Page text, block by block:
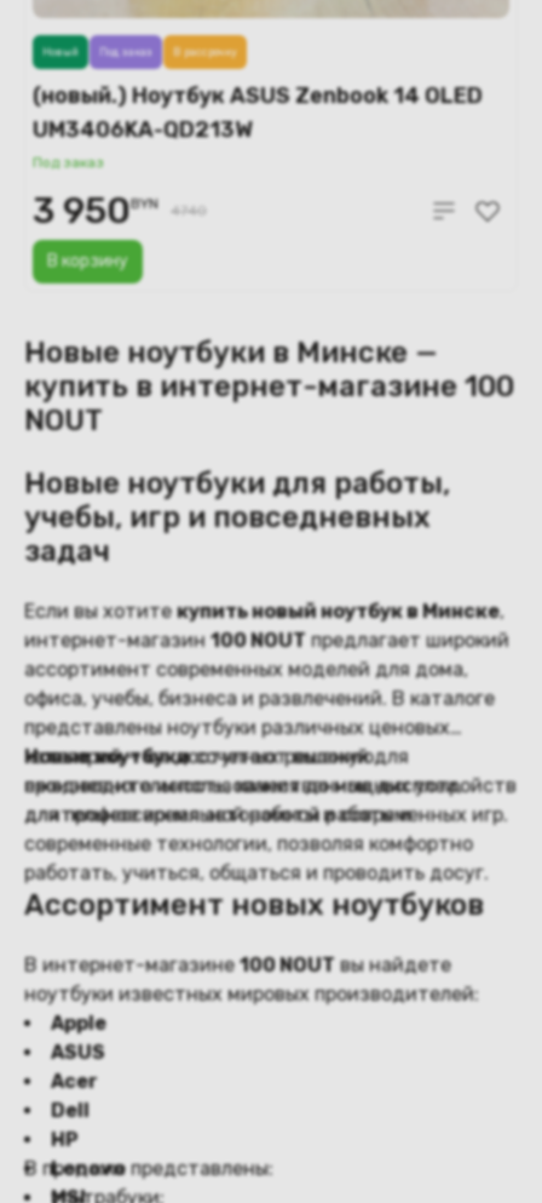
(новый.) Ноутбук ASUS Zenbook 14 OLED
UM3406KA-QD213W
Под заказ
В корзину
Новый Под заказ В рассрочку
3 950BYN 4740
Новые ноутбуки в Минске —
купить в интернет-магазине 100
NOUT
Новые ноутбуки для работы,
учебы, игр и повседневных
задач
Если вы хотитекупить новый ноутбук в Минске,
интернет-магазин100 NOUTпредлагает широкий
ассортимент современных моделей для дома,
офиса, учебы, бизнеса и развлечений. В каталоге
представлены ноутбуки различных ценовых
категорий — от доступных решений для
ежедневного использования до мощных устройств
для профессиональной работы и современных игр.
Новые ноутбукисочетают высокую
производительность, качественные дисплеи,
длительное время автономной работы и
современные технологии, позволяя комфортно
работать, учиться, общаться и проводить досуг.
Ассортимент новых ноутбуков
В интернет-магазине100 NOUTвы найдете
ноутбуки известных мировых производителей:
Apple
ASUS
Acer
Dell
HP
Lenovo
MSI
В продаже представлены:
ультрабуки;